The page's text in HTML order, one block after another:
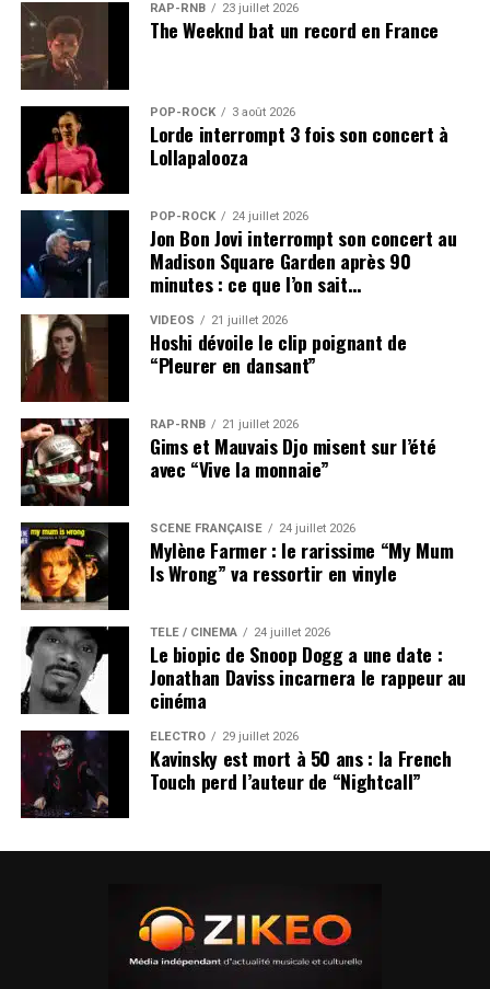
RAP-RNB 23 juillet 2026
The Weeknd bat un record en France
POP-ROCK 3 août 2026
Lorde interrompt 3 fois son concert à
Lollapalooza
POP-ROCK 24 juillet 2026
Jon Bon Jovi interrompt son concert au
Madison Square Garden après 90
minutes : ce que l’on sait…
VIDEOS 21 juillet 2026
Hoshi dévoile le clip poignant de
“Pleurer en dansant”
RAP-RNB 21 juillet 2026
Gims et Mauvais Djo misent sur l’été
avec “Vive la monnaie”
SCÈNE FRANÇAISE 24 juillet 2026
Mylène Farmer : le rarissime “My Mum
Is Wrong” va ressortir en vinyle
TÉLÉ / CINÉMA 24 juillet 2026
Le biopic de Snoop Dogg a une date :
Jonathan Daviss incarnera le rappeur au
cinéma
ÉLECTRO 29 juillet 2026
Kavinsky est mort à 50 ans : la French
Touch perd l’auteur de “Nightcall”